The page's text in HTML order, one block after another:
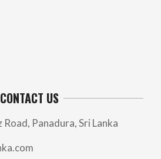
CONTACT US
Panadura, Sri Lanka